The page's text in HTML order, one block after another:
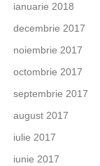
ianuarie 2018
decembrie 2017
noiembrie 2017
octombrie 2017
septembrie 2017
august 2017
iulie 2017
iunie 2017